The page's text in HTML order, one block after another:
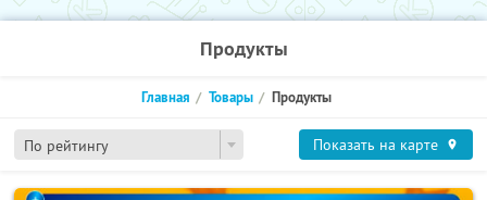
Продукты
По рейтингу
Главная Товары Продукты
Показать на карте